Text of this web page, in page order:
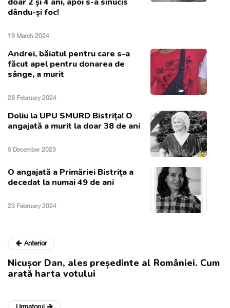
dându-și foc!
19 March 2024
Andrei, băiatul pentru care s-a
făcut apel pentru donarea de
sânge, a murit
28 February 2024
Doliu la UPU SMURD Bistrița! O
angajată a murit la doar 38 de ani
5 December 2023
O angajată a Primăriei Bistrița a
decedat la numai 49 de ani
23 February 2024
Anterior
Nicușor Dan, ales președinte al României. Cum
arată harta votului